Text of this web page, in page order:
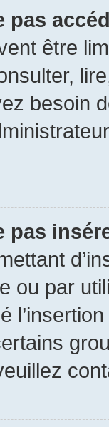
pas
être
besoin
pas
ou par